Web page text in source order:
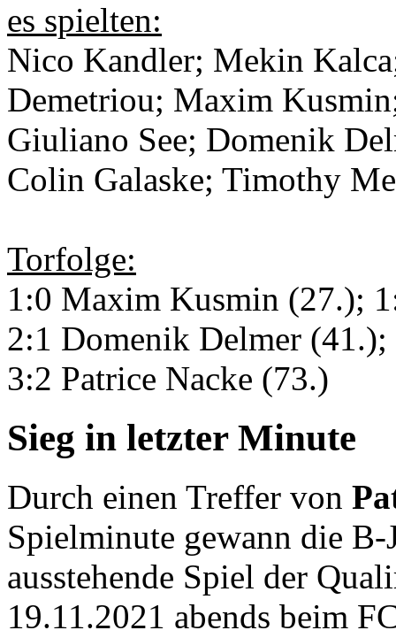
es spielten:
Nico Kandler; Mekin
Demetriou; Maxim
Giuliano See; Domenik
Colin Galaske; Timothy
Torfolge:
1:0 Maxim Kusmin (27.);
2:1 Domenik Delmer
3:2 Patrice Nacke (73.)
Sieg in letzter Minute
Durch einen Treffer von
Spielminute gewann die B-
ausstehende Spiel der
19.11.2021 abends beim